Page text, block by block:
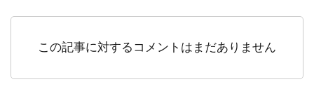
この記事に対するコメントはまだありません